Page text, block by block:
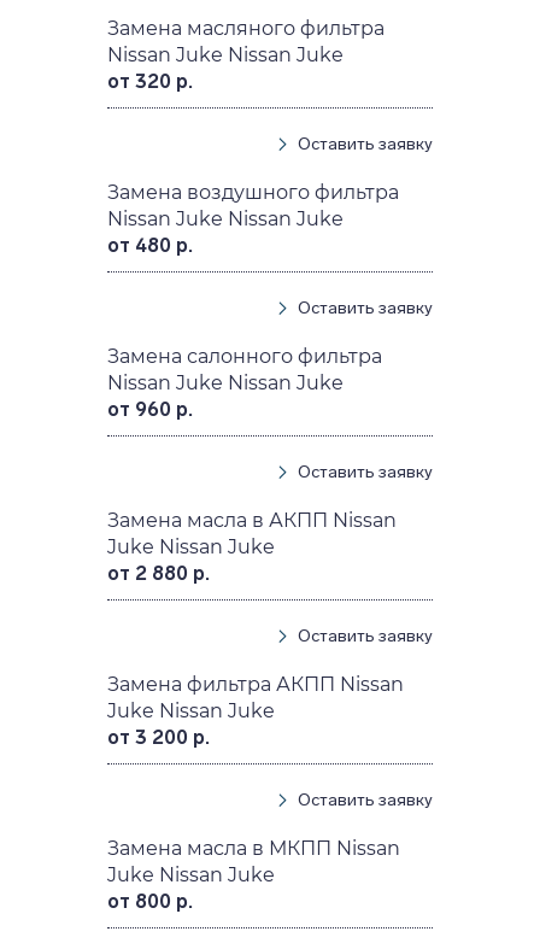
Замена масляного фильтра
Nissan Juke Nissan Juke
от 320 р.
Оставить заявку
Замена воздушного фильтра
Nissan Juke Nissan Juke
от 480 р.
Оставить заявку
Замена салонного фильтра
Nissan Juke Nissan Juke
от 960 р.
Оставить заявку
Замена масла в АКПП Nissan
Juke Nissan Juke
от 2 880 р.
Оставить заявку
Замена фильтра АКПП Nissan
Juke Nissan Juke
от 3 200 р.
Оставить заявку
Замена масла в МКПП Nissan
Juke Nissan Juke
от 800 р.